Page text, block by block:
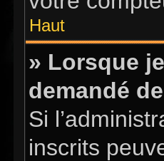
Haut
» Lorsque
demandé
Si
inscrits